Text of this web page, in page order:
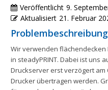
Veröffentlicht 9.
Aktualisiert 21. Februar
Problembeschreibung
Wir verwenden
in steadyPRINT. Dabei ist uns
Druckserver erst verzögert
Drucker übertragen werden.